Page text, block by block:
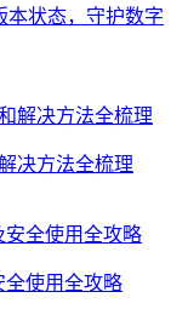
本状态，守护数字
决方法全梳理
全使用全攻略